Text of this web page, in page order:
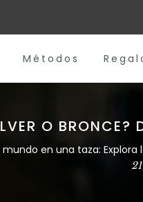
Métodos
O BRONCE?
en una taza: